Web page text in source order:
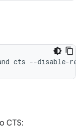
cts --disable-
CTS: